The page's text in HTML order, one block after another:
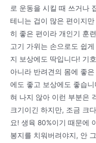
로 운동을 시킬 때 쓰거나
테니는 겁이 많은 편이지
히 좋은 편이라 개인기 훈
고기 가위는 손으로도 쉽
지 보상에도 딱입니다! 기
아니라 반려견의 몸에 좋
에도 좋고 보상에도 좋습
혀 나지 않아 이런 부분은
크기이긴 하지만, 조금 크
요! 생육 80%이기 때문에
봉지를 치워버려야지, 안